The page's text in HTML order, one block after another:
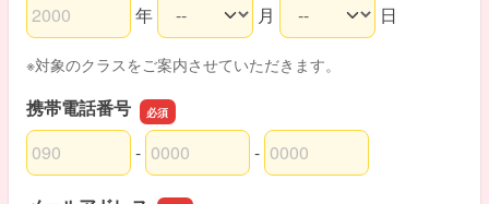
お子様の生年月日の年
年
お子様の生年月日の月 月
お子様の生年月日の日 日
※対象のクラスをご案内させていただきます。
携帯電話番号
携帯電話番号の市外局番
-
携帯電話番号の市内局番 -
携帯電話番号の加入者番号